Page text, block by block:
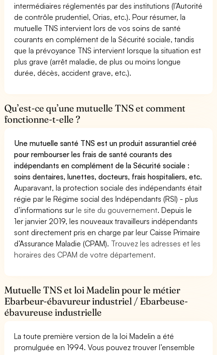
intermédiaires réglementés par des institutions (l’Autorité
de contrôle prudentiel, Orias, etc.). Pour résumer, la
mutuelle TNS intervient lors de vos soins de santé
courants en complément de la Sécurité sociale, tandis
que la prévoyance TNS intervient lorsque la situation est
plus grave (arrêt maladie, de plus ou moins longue
durée, décès, accident grave, etc.).
Qu’est-ce qu’une mutuelle TNS et comment
fonctionne-t-elle ?
Une mutuelle santé TNS est un produit assurantiel créé
pour rembourser les frais de santé courants des
indépendants en complément de la Sécurité sociale :
soins dentaires, lunettes, docteurs, frais hospitaliers, etc.
Auparavant, la protection sociale des indépendants était
régie par le Régime social des Indépendants (RSI) - plus
d’informations surle site du gouvernement. Depuis le
1er janvier 2019, les nouveaux travailleurs indépendants
sont directement pris en charge par leur Caisse Primaire
d’Assurance Maladie (CPAM). Trouvez les adresses et les
horaires des CPAM de votre département.
Mutuelle TNS et loi Madelin pour le métier
Ebarbeur-ébavureur industriel / Ebarbeuse-
ébavureuse industrielle
La toute première version de la loi Madelin a été
promulguée en 1994. Vous pouvez trouver l’ensemble